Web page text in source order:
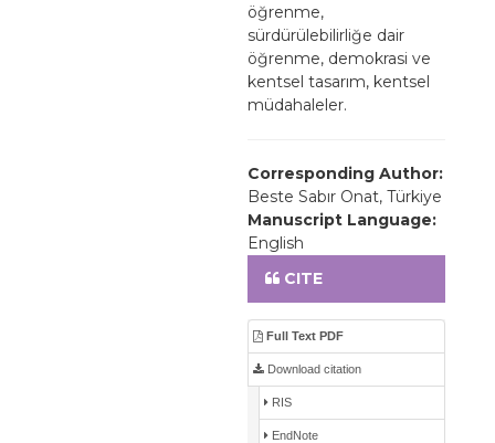
öğrenme,
sürdürülebilirliğe dair
öğrenme, demokrasi ve
kentsel tasarım, kentsel
müdahaleler.
Corresponding Author:
Beste Sabır Onat, Türkiye
Manuscript Language:
English
CITE
Full Text PDF
Download citation
RIS
EndNote